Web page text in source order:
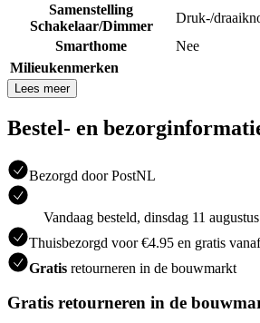
Samenstelling
Schakelaar/Dimmer
Druk-/
Smarthome
Nee
Milieukenmerken
Lees meer
Bestel- en
Bezorgd door PostNL
Vandaag besteld, dinsdag 11
Thuisbezorgd voor €4.95 en gratis
Gratis retourneren in de bouwmarkt
Gratis retourneren in de